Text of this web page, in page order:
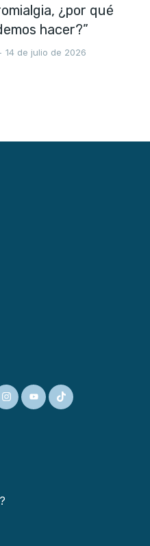
¿por qué
hacer?”
14 de julio de 2026